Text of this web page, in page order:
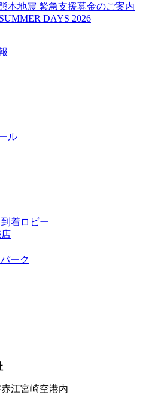
本地震 緊急支援募金のご案内
DAYS 2026
ル
着ロビー
ーク
江宮崎空港内